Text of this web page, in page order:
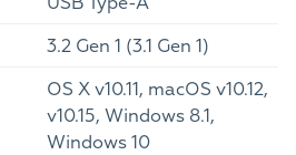
3.2 Gen 1 (3.1 Gen 1)
OS X v10.11, macOS v10.12,
v10.15, Windows 8.1,
Windows 10